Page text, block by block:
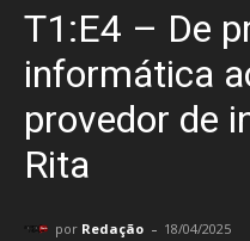
T1:E4 – De
informática
provedor de
Rita
por Redação - 18/04/2025